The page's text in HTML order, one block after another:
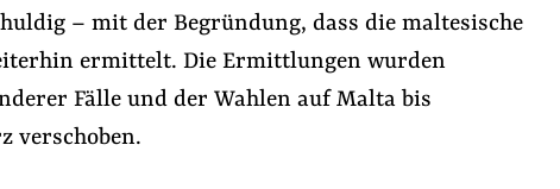
– mit der Begründung, dass die maltesische
ermittelt. Die Ermittlungen wurden
Fälle und der Wahlen auf Malta bis
verschoben.